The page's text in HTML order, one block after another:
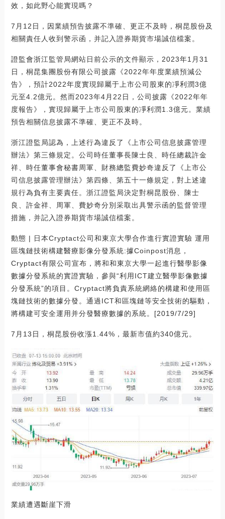
效，如此野心能實現嗎？
7月12日，因業績預告披露不準確、更正不及時，桐昆股份及
相關責任人收到警示函，并記入證券期貨市場誠信檔案。
證監會浙江監管局網站日前公示的文件顯示，2023年1月31
日，桐昆集團股份有限公司披露《2022年年度業績預減公
告》，預計2022年度實現歸屬于上市公司股東的凈利潤3億
元至4.2億元。然而2023年4月22日，公司披露《2022年年
度報告》，實現歸屬于上市公司股東的凈利潤1.3億元。業績
預告相關信息披露不準確、更正不及時。
浙江證監局認為，上述行為違反了《上市公司信息披露管理
辦法》第三條規定。公司時任董事長陳士良、時任總裁許金
祥、時任董事會秘書周軍、財務總監費妙奇違反了《上市公
司信息披露管理辦法》第四條、第五十一條規定，對上述違
規行為負有主要責任。浙江證監局決定對桐昆股份、陳士
良、許金祥、周軍、費妙奇分別采取出具警示函的監督管理
措施，并記入證券期貨市場誠信檔案。
動態 | 日本Cryptact公司和東京大學合作進行實證實驗 運用
區塊鏈技術構建醫療影像分發系統:據Coinpost消息，
Cryptact有限公司宣布，將和和東京大學一起進行醫學影像
數據分發系統的實證實驗，參與“利用ICT建立醫學影像數據
分發系統”的項目。Cryptact將負責系統網絡的構建和使用區
塊鏈技術的數據分發。通過ICT和區塊鏈等安全技術的驅動，
將構建可安全運用并分發醫療數據的系統。[2019/7/29]
7月13日，桐昆股份收漲1.44%，最新市值約340億元。
業績遭遇斷崖下滑